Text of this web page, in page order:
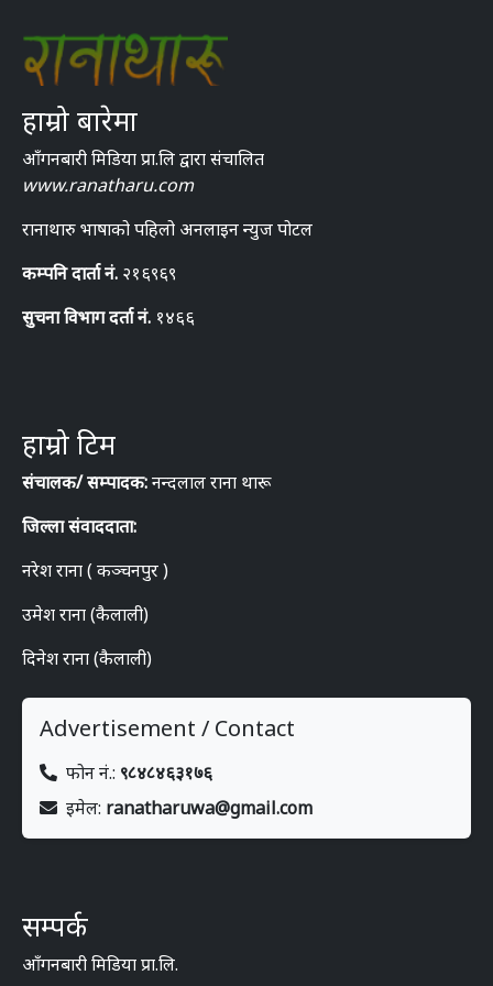
हाम्रो बारेमा
आँगनबारी मिडिया प्रा.लि द्वारा संचालित
www.ranatharu.com
रानाथारु भाषाको पहिलो अनलाइन न्युज पोटल
कम्पनि दार्ता नं. २१६९६९
सुचना विभाग दर्ता नं. १४६६
हाम्रो टिम
संचालक/ सम्पादक:नन्दलाल राना थारू
जिल्ला संवाददाता:
नरेश राना ( कञ्चनपुर )
उमेश राना (कैलाली)
दिनेश राना (कैलाली)
Advertisement / Contact
फोन नं.: ९८४८४६३१७६
इमेल: ranatharuwa@gmail.com
सम्पर्क
आँगनबारी मिडिया प्रा.लि.